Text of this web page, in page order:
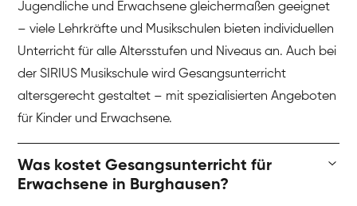
Jugendliche und Erwachsene gleichermaßen geeignet
– viele Lehrkräfte und Musikschulen bieten individuellen
Unterricht für alle Altersstufen und Niveaus an. Auch bei
der SIRIUS Musikschule wird Gesangsunterricht
altersgerecht gestaltet – mit spezialisierten Angeboten
für Kinder und Erwachsene.
Was kostet Gesangsunterricht für
Erwachsene in Burghausen?